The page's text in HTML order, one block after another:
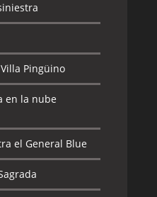
Pingüino
en la nube
el General Blue